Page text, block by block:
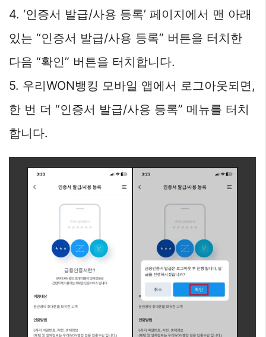
4. ‘인증서 발급/사용 등록’ 페이지에서 맨 아래
있는 “인증서 발급/사용 등록” 버튼을 터치한
다음 “확인” 버튼을 터치합니다.
5. 우리WON뱅킹 모바일 앱에서 로그아웃되면,
한 번 더 “인증서 발급/사용 등록” 메뉴를 터치
합니다.